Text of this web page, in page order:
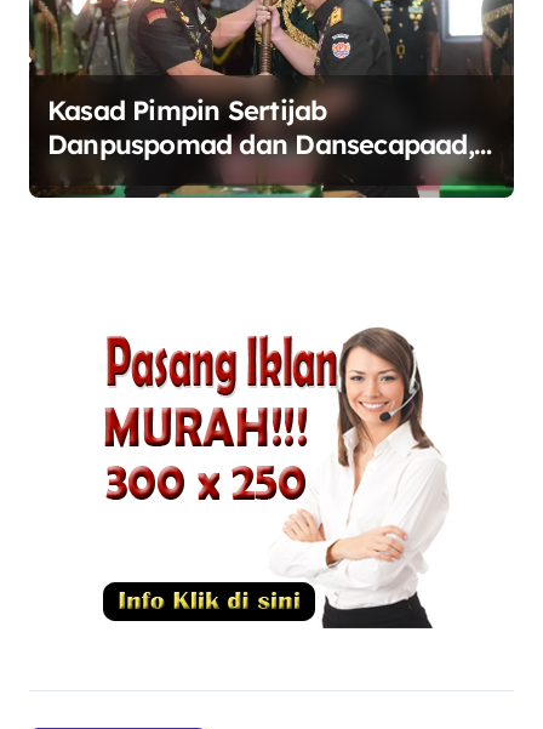
Kasad Pimpin Sertijab
Danpuspomad dan Dansecapaad,
Tegaskan Penguatan Organisasi